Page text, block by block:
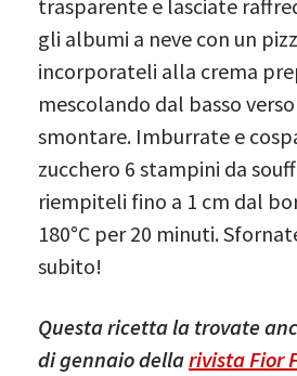
trasparente e lasciate
gli albumi a neve con un
incorporateli alla crema
mescolando dal basso
smontare. Imburrate e
zucchero 6 stampini da
riempiteli fino a 1 cm dal
180°C per 20 minuti.
subito!
Questa ricetta la trovate
di gennaio dellarivista Fior